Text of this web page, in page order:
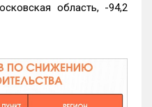
область, -94,2